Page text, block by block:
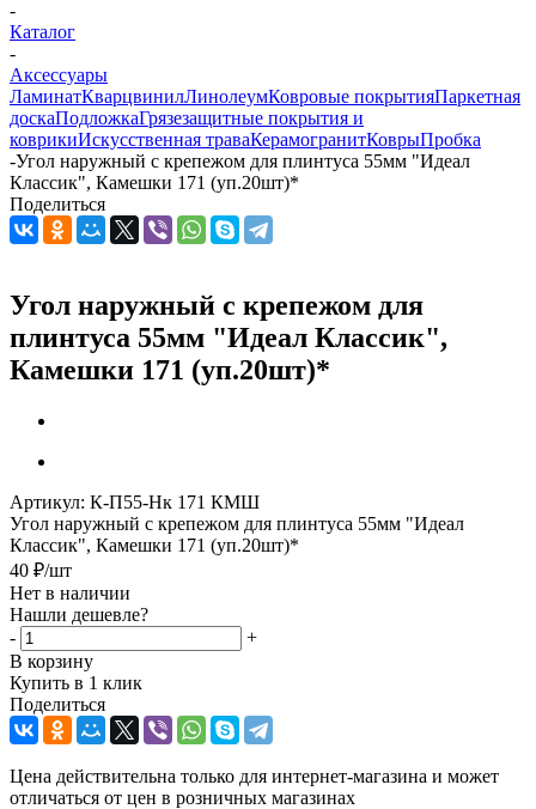
-
Каталог
-
Аксессуары
ЛаминатКварцвинилЛинолеумКовровые покрытияПаркетная
доскаПодложкаГрязезащитные покрытия и
коврикиИскусственная траваКерамогранитКоврыПробка
-Угол наружный с крепежом для плинтуса 55мм "Идеал
Классик", Камешки 171 (уп.20шт)*
Поделиться
Угол наружный с крепежом для
плинтуса 55мм "Идеал Классик",
Камешки 171 (уп.20шт)*
Артикул: К-П55-Нк 171 КМШ
Угол наружный с крепежом для плинтуса 55мм "Идеал
Классик", Камешки 171 (уп.20шт)*
40 ₽/шт
Нет в наличии
Нашли дешевле?
-
+
В корзину
Купить в 1 клик
Поделиться
Цена действительна только для интернет-магазина и может
отличаться от цен в розничных магазинах